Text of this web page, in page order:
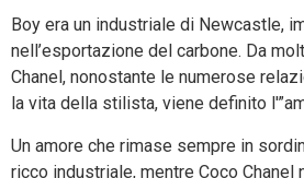
Boy era un industriale di Newcastle,
nell’esportazione del carbone. Da
Chanel, nonostante le numerose
la vita della stilista, viene definito
Un amore che rimase sempre in
ricco industriale, mentre Coco Chanel